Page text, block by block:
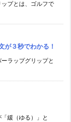
ップとは、ゴルフで
が３秒でわかる！
ラップグリップと
緩（ゆる）」と